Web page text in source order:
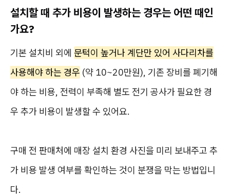
설치할 때 추가 비용이 발생하는 경우는 어떤 때인
가요?
기본 설치비 외에 문턱이 높거나 계단만 있어 사다리차를
사용해야 하는 경우 (약 10~20만원), 기존 장비를 폐기해
야 하는 비용, 전력이 부족해 별도 전기 공사가 필요한 경
우 추가 비용이 발생할 수 있어요.
구매 전 판매처에 매장 설치 환경 사진을 미리 보내주고 추
가 비용 발생 여부를 확인하는 것이 분쟁을 막는 방법입니
다.